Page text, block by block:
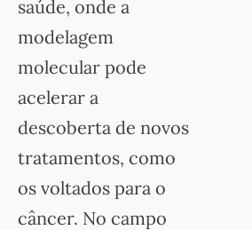
saúde, onde a
modelagem
molecular pode
acelerar a
descoberta de novos
tratamentos, como
os voltados para o
câncer. No campo